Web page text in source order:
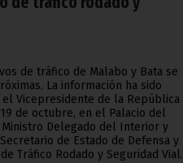
de tráfico de Malabo y Bata se
La información ha sido
Vicepresidente de la República
de octubre, en el Palacio del
Delegado del Interior y
de Estado de Defensa y
Tráfico Rodado y Seguridad Vial.